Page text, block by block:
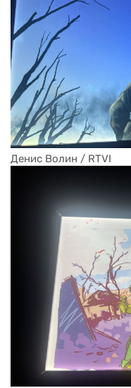
Денис Волин / RTVI
Денис Волин / RTVI